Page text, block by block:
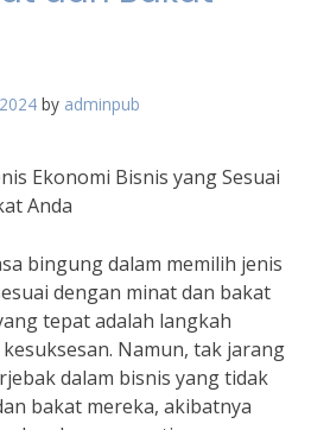
by adminpub
Ekonomi Bisnis yang Sesuai
Anda
bingung dalam memilih jenis
dengan minat dan bakat
tepat adalah langkah
Namun, tak jarang
dalam bisnis yang tidak
bakat mereka, akibatnya